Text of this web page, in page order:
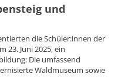
und
die Schüler:innen der
23. Juni 2025, ein
Die umfassend
Waldmuseum sowie